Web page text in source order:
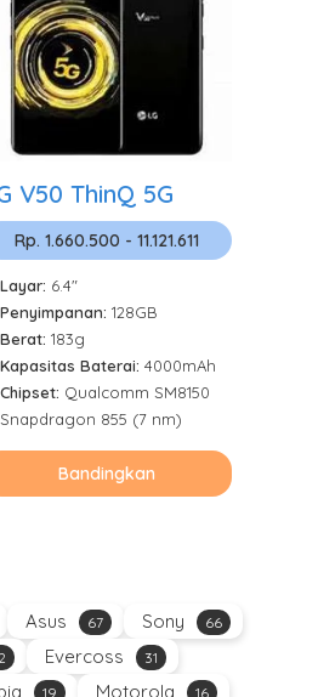
V50 ThinQ 5G
Rp. 1.660.500 - 11.121.611
Layar: 6.4"
Penyimpanan: 128GB
Berat: 183g
Kapasitas Baterai: 4000mAh
Chipset: Qualcomm SM8150
Snapdragon 855 (7 nm)
Bandingkan
Asus 67 Sony 66
Evercoss 31
19 Motorola 16